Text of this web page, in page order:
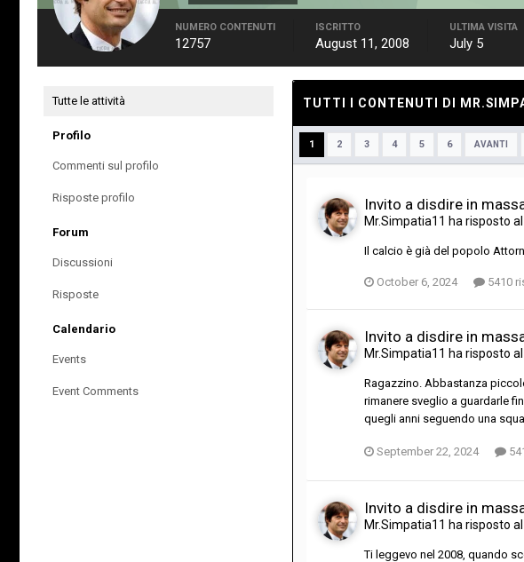
NUMERO CONTENUTI
12757
ISCRITTO
August 11, 2008
ULTIMA VISITA
July 5
Tutte le attività
Profilo
Commenti sul profilo
Risposte profilo
Forum
Discussioni
Risposte
Calendario
Events
Event Comments
TUTTI I CONTENUTI DI
1 2 3 4 5 6 AVANTI
Invito a disdire in
Mr.Simpatia11 ha risposto
Il calcio è già del popolo
October 6, 2024 5410
Invito a disdire in
Mr.Simpatia11 ha risposto
Ragazzino. Abbastanza
rimanere sveglio a guardarle
quegli anni seguendo una
September 22, 2024
Invito a disdire in
Mr.Simpatia11 ha risposto
Ti leggevo nel 2008, quando